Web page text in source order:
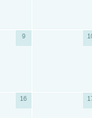
9
16